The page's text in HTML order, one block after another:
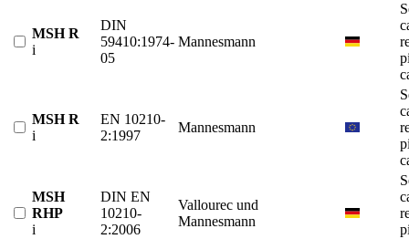
MSH R
i
DIN
59410:1974-
05
Mannesmann
MSH R
i
EN 10210-
2:1997
Mannesmann
MSH
RHP
i
DIN EN
10210-
2:2006
Vallourec und
Mannesmann